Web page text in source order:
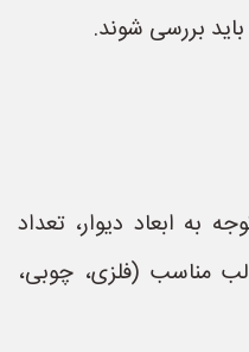
بررسی شوند.
به ابعاد دیوار، تعداد
مناسب (فلزی، چوبی،